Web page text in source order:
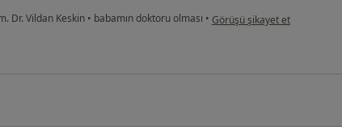
Dr. Vildan Keskin • babamın doktoru olması • kullanıcının görüşüne göre
Görüşü şikayet et